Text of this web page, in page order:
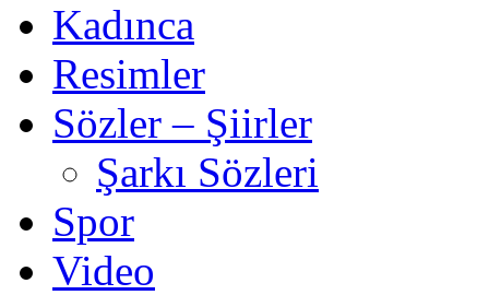
Kadınca
Resimler
Sözler – Şiirler
Şarkı Sözleri
Spor
Video